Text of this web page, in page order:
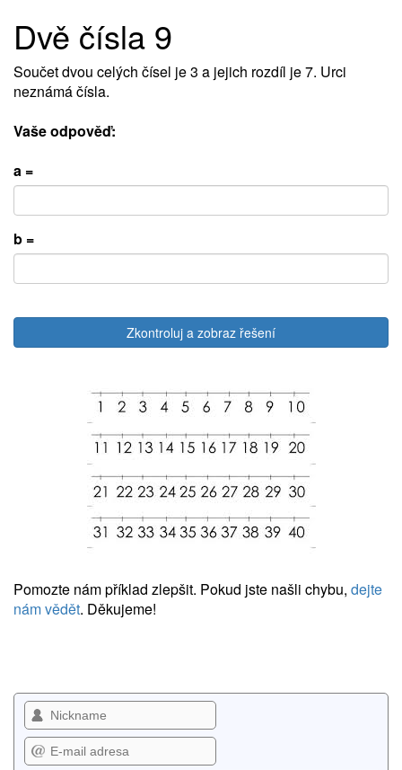
Dvě čísla 9
Součet dvou celých čísel je 3 a jejich rozdíl je 7. Urci
neznámá čísla.
Vaše odpověď:
a =
b =
Zkontroluj a zobraz řešení
Pomozte nám příklad zlepšit. Pokud jste našli chybu, dejte
nám vědět. Děkujeme!